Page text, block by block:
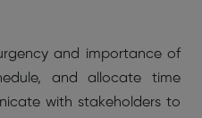
and importance of
and allocate time
with stakeholders to